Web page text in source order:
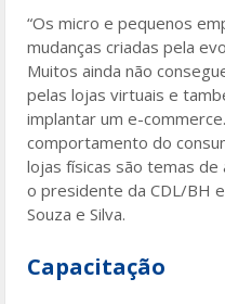
“Os micro e pequenos
mudanças criadas pela
Muitos ainda não
pelas lojas virtuais e
implantar um e-
comportamento do
lojas físicas são temas de
o presidente da CDL/BH
Souza e Silva.
Capacitação